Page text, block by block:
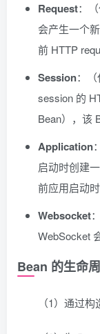
Request：
会产生一个
前 HTTP
Session：
session 的
Bean），该
Application
启动时创建
前应用启动时
Websocket
WebSocket
Bean 的生命
（1）通过